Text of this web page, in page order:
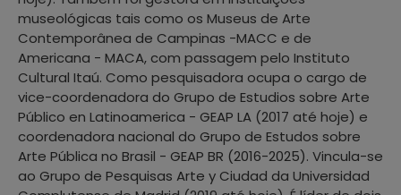
museológicas tais como os Museus de Arte
Contemporânea de Campinas -MACC e de
Americana - MACA, com passagem pelo Instituto
Cultural Itaú. Como pesquisadora ocupa o cargo de
vice-coordenadora do Grupo de Estudios sobre Arte
Público en Latinoamerica - GEAP LA (2017 até hoje) e
coordenadora nacional do Grupo de Estudos sobre
Arte Pública no Brasil - GEAP BR (2016-2025). Vincula-se
ao Grupo de Pesquisas Arte y Ciudad da Universidad